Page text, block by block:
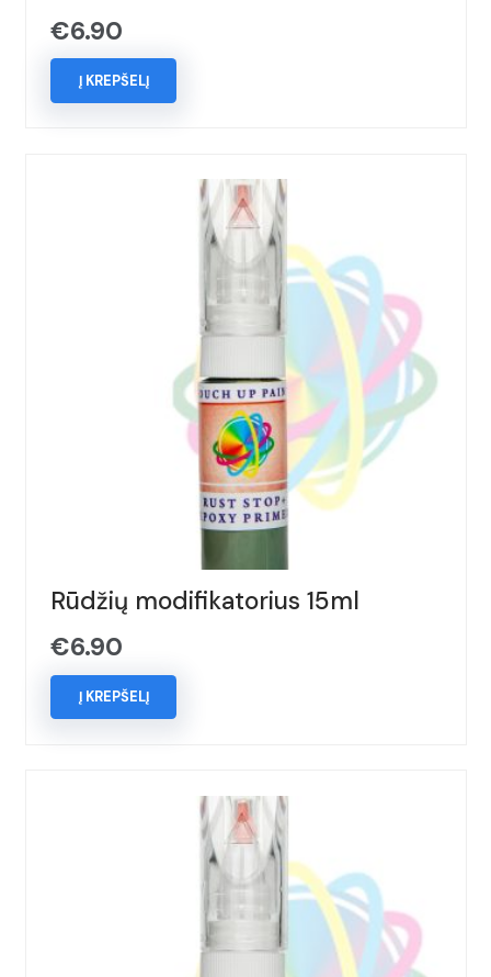
€6.90
Į KREPŠELĮ
Rūdžių modifikatorius 15ml
€6.90
Į KREPŠELĮ